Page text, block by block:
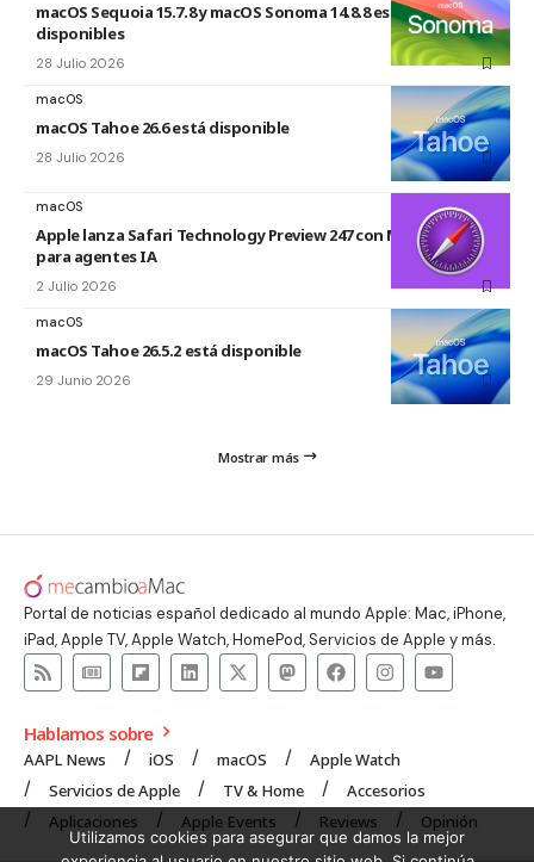
macOS Sequoia 15.7.8 y macOS Sonoma 14.8.8 están
disponibles
28 Julio 2026
macOS
macOS Tahoe 26.6 está disponible
28 Julio 2026
macOS
Apple lanza Safari Technology Preview 247 con MCP Server
para agentes IA
2 Julio 2026
macOS
macOS Tahoe 26.5.2 está disponible
29 Junio 2026
Mostrar más
Portal de noticias español dedicado al mundo Apple: Mac, iPhone,
iPad, Apple TV, Apple Watch, HomePod, Servicios de Apple y más.
Hablamos sobre
AAPL News iOS macOS
Apple Watch
Servicios de Apple
TV & Home
Accesorios
Aplicaciones
Apple Events Reviews Opinión
Utilizamos cookies para asegurar que damos la mejor